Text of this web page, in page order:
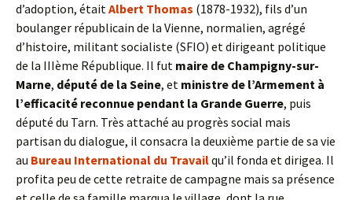
d’adoption, étaitAlbert Thomas (1878-1932), fils d’un
boulanger républicain de la Vienne, normalien, agrégé
d’histoire, militant socialiste (SFIO) et dirigeant politique
de la IIIème République. Il fut maire de Champigny-sur-
Marne, député de la Seine, et ministre de l’Armement à
l’efficacité reconnue pendant la Grande Guerre, puis
député du Tarn. Très attaché au progrès social mais
partisan du dialogue, il consacra la deuxième partie de sa vie
au Bureau International du Travailqu’il fonda et dirigea. Il
profita peu de cette retraite de campagne mais sa présence